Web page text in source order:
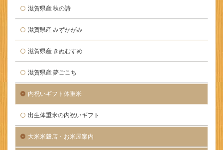
滋賀県産 秋の詩
滋賀県産 みずかがみ
滋賀県産 きぬむすめ
滋賀県産 夢ごこち
内祝いギフト体重米
出生体重米の内祝いギフト
大米米穀店・お米屋案内